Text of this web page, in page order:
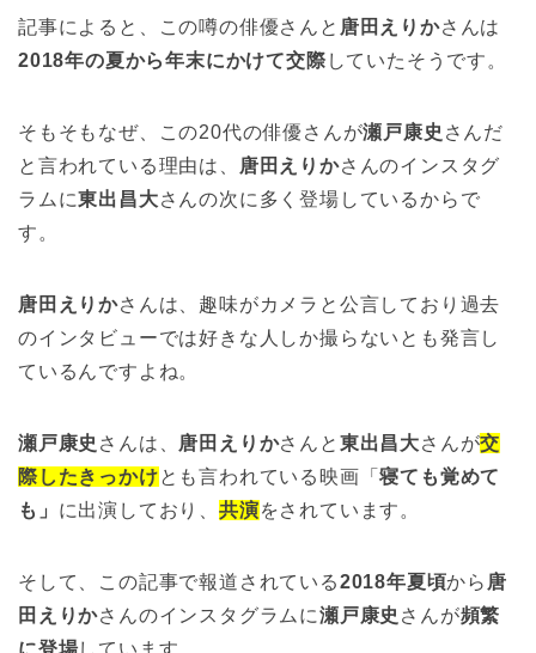
記事によると、この噂の俳優さんと 唐田えりかさんは
2018年の夏から年末にかけて交際 していたそうです。
そもそもなぜ、この20代の俳優さんが瀬戸康史 さんだ
と言われている理由は、
唐田えりかさんのインスタグ
ラムに東出昌大さんの次に多く登場しているからで
す。
唐田えりかさんは、趣味がカメラと公言しており過去
のインタビューでは好きな人しか撮らないとも発言し
ているんですよね。
瀬戸康史 さんは、 唐田えりかさんと 東出昌大さんが交
際したきっかけとも言われている映画「寝ても覚めて
も」 に出演しており、共演をされています。
そして、この記事で報道されている2018年夏頃から 唐
田えりかさんのインスタグラムに瀬戸康史 さんが頻繁
に登場しています。